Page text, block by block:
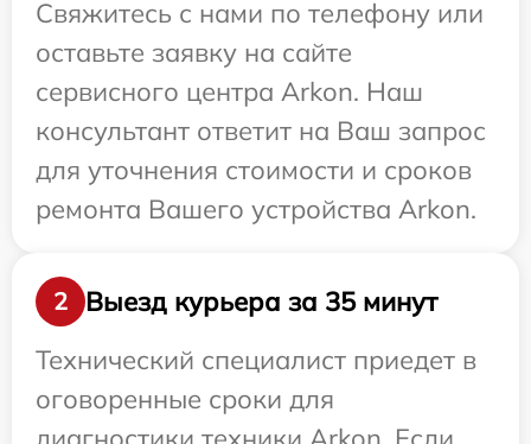
Свяжитесь с нами по телефону или
оставьте заявку на сайте
сервисного центра Arkon. Наш
консультант ответит на Ваш запрос
для уточнения стоимости и сроков
ремонта Вашего устройства Arkon.
2
Выезд курьера за 35 минут
Технический специалист приедет в
оговоренные сроки для